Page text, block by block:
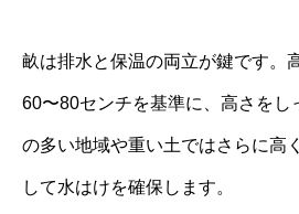
畝は排水と保温の両立が鍵です。
60〜80センチを基準に、高さをし
の多い地域や重い土ではさらに高
して水はけを確保します。